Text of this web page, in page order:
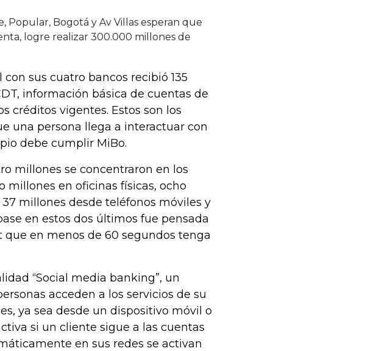
Popular, Bogotá y Av Villas esperan que
logre realizar 300.000 millones de
sus cuatro bancos recibió 135
información básica de cuentas de
créditos vigentes. Estos son los
una persona llega a interactuar con
debe cumplir MiBo.
millones se concentraron en los
millones en oficinas físicas, ocho
millones desde teléfonos móviles y
en estos dos últimos fue pensada
en menos de 60 segundos tenga
“Social media banking”, un
acceden a los servicios de su
ya sea desde un dispositivo móvil o
si un cliente sigue a las cuentas
en sus redes se activan